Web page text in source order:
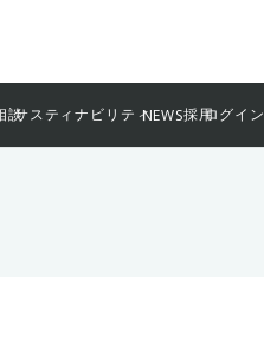
談サスティナビリティNEWS採用ログイン